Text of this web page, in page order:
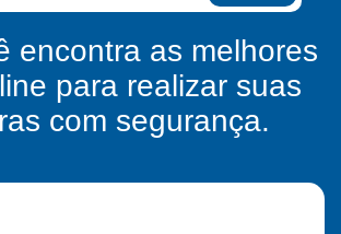
encontra as melhores
para realizar suas
com segurança.